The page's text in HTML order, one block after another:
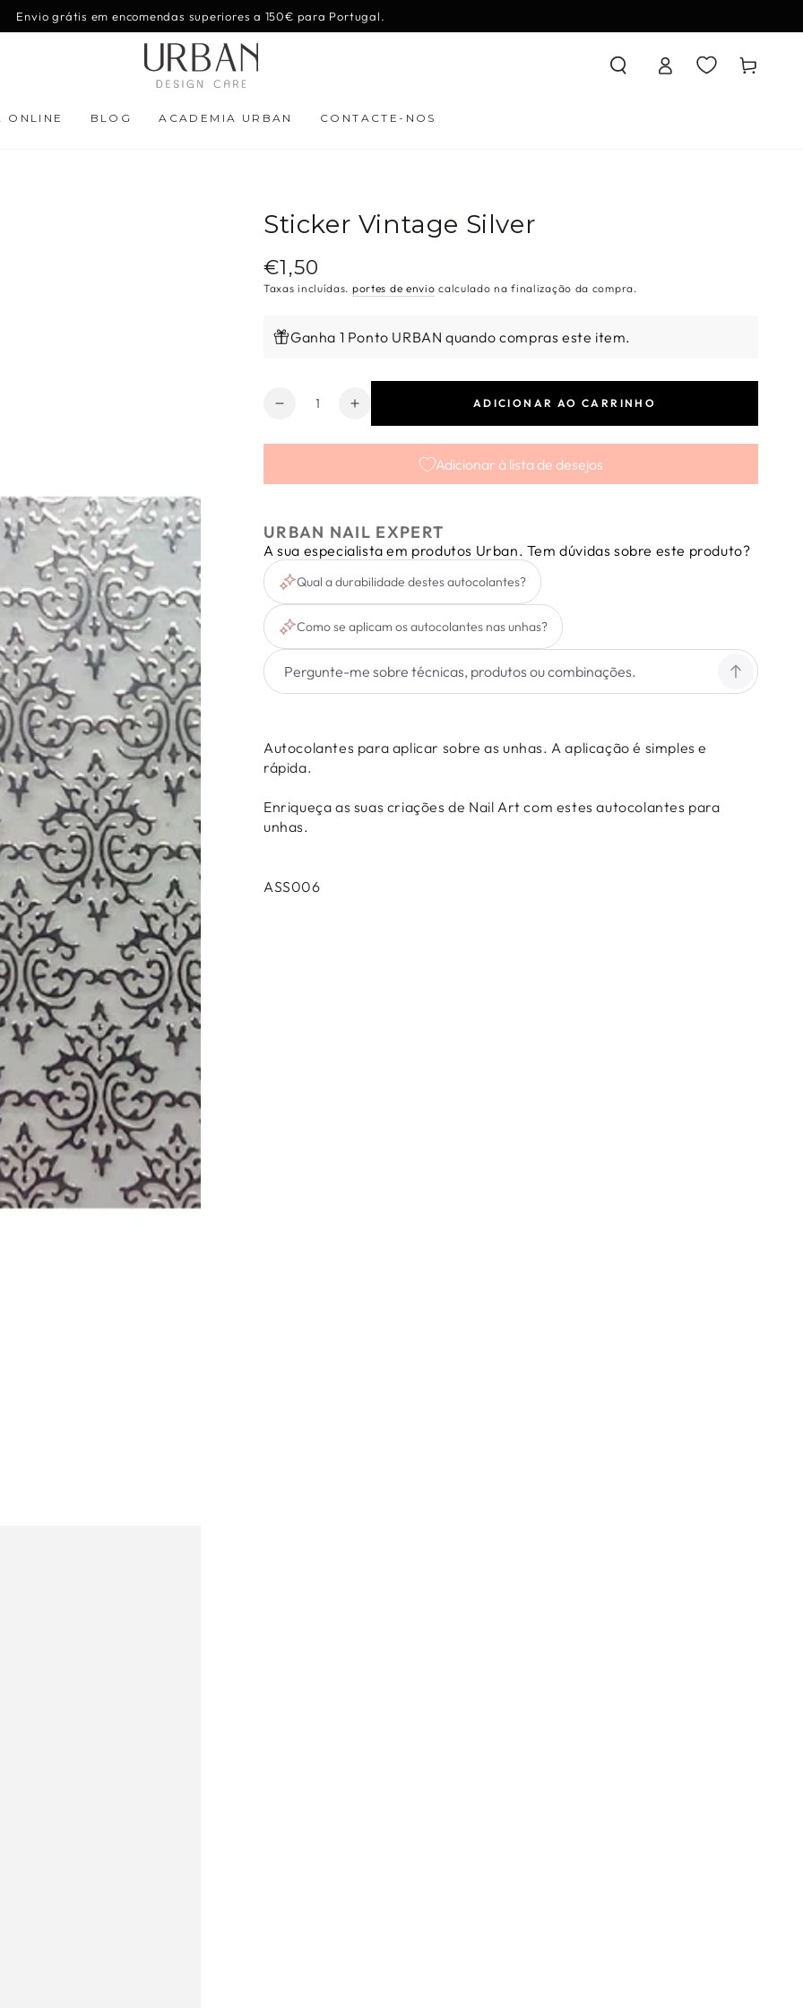
Envio grátis em encomendas superiores a 150€ para Portugal.
ONLINE BLOG ACADEMIA URBAN CONTACTE-NOS
sessão
Carrinho
Sticker Vintage Silver
Preço
regular
€1,50
Taxas incluídas. portes de envio calculado na finalização da compra.
Ganha 1 Ponto URBAN quando compras este item.
Quantidade
Diminuir
quantidade
Sticker
Silver
Aumentar
quantidade
Sticker
Silver
ADICIONAR AO CARRINHO
Adicionar à lista de desejos
URBAN NAIL EXPERT
A sua especialista em produtos Urban. Tem dúvidas sobre este produto?
Qual a durabilidade destes autocolantes?
Como se aplicam os autocolantes nas unhas?
Autocolantes para aplicar sobre as unhas. A aplicação é simples e
rápida.
Enriqueça as suas criações de Nail Art com estesautocolantes para
unhas.
ASS006